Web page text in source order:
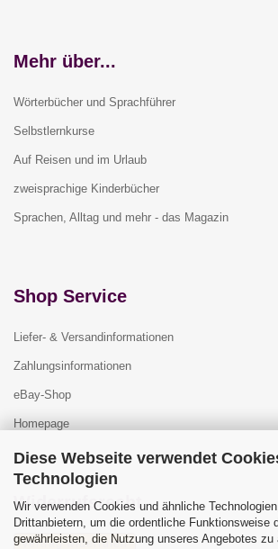
Diese Webseite verwendet
Technologien
Wir verwenden Cookies und ähnliche
Drittanbietern, um die ordentliche Funktionsweise
gewährleisten, die Nutzung unseres Angebotes zu
Mehr über...
Wörterbücher und Sprachführer
Selbstlernkurse
Auf Reisen und im Urlaub
zweisprachige Kinderbücher
Sprachen, Alltag und mehr - das Magazin
Shop Service
Liefer- & Versandinformationen
Zahlungsinformationen
eBay-Shop
Homepage
Widerrufsrecht
Vertrag widerrufen